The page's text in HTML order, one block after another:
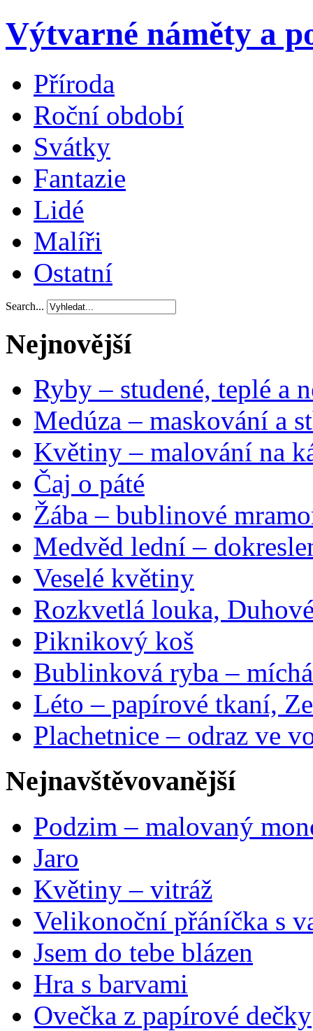
Výtvarné náměty a
Příroda
Roční období
Svátky
Fantazie
Lidé
Malíři
Ostatní
Search...
Nejnovější
Ryby – studené, teplé a
Medúza – maskování a
Květiny – malování na
Čaj o páté
Žába – bublinové
Medvěd lední –
Veselé květiny
Rozkvetlá louka,
Piknikový koš
Bublinková ryba –
Léto – papírové tkaní,
Plachetnice – odraz ve
Nejnavštěvovanější
Podzim – malovaný
Jaro
Květiny – vitráž
Velikonoční přáníčka s
Jsem do tebe blázen
Hra s barvami
Ovečka z papírové dečky